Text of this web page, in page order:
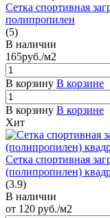
Сетка спортивная
полипропилен
(5)
В наличии
165руб./м2
В корзину В корзине
В корзину В корзине
Хит
Сетка спортивная
(полипропилен)
(3.9)
В наличии
от 120 руб./м2